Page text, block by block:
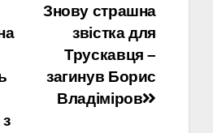
Знову страшна
звістка для
Трускавця –
загинув Борис
Владіміров